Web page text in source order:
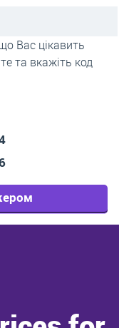
Вас цікавить
та вкажіть код